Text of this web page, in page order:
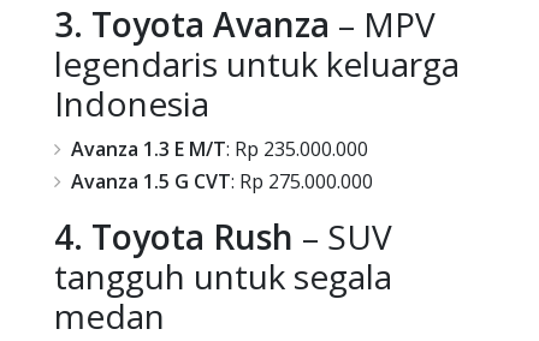
3. Toyota Avanza – MPV
legendaris untuk keluarga
Indonesia
Avanza 1.3 E M/T: Rp 235.000.000
Avanza 1.5 G CVT: Rp 275.000.000
4. Toyota Rush – SUV
tangguh untuk segala
medan